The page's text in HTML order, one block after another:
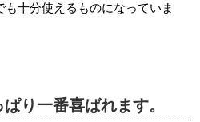
十分使えるものになっていま
り一番喜ばれます。